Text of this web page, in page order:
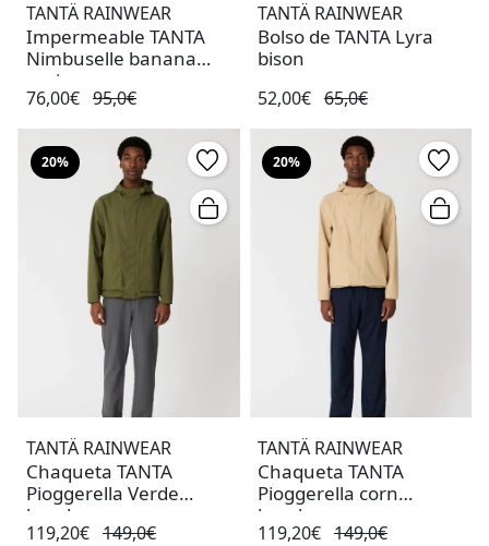
TANTÄ RAINWEAR
Impermeable TANTA
Nimbuselle banana
mujer
76,00€ 95,0€
TANTÄ RAINWEAR
Bolso de TANTA Lyra
bison
52,00€ 65,0€
20%
TANTÄ RAINWEAR
Chaqueta TANTA
Pioggerella Verde
hombre
119,20€ 149,0€
20%
TANTÄ RAINWEAR
Chaqueta TANTA
Pioggerella corn
hombre
119,20€ 149,0€